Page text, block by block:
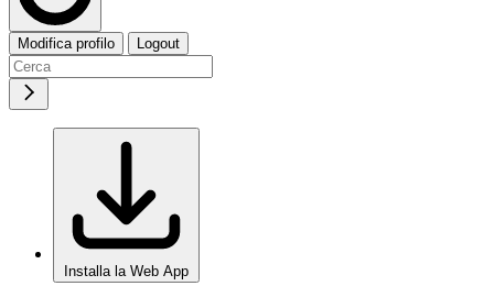
Modifica profilo Logout
Installa la Web App